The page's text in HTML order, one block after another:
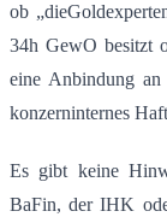
ob
34h GewO besitzt
eine Anbindung
konzerninternes
Es gibt keine
BaFin, der IHK